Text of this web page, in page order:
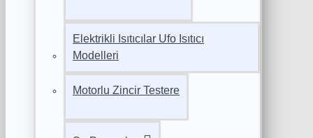
Elektrikli Isıtıcılar Ufo Isıtıcı
Modelleri
Motorlu Zincir Testere